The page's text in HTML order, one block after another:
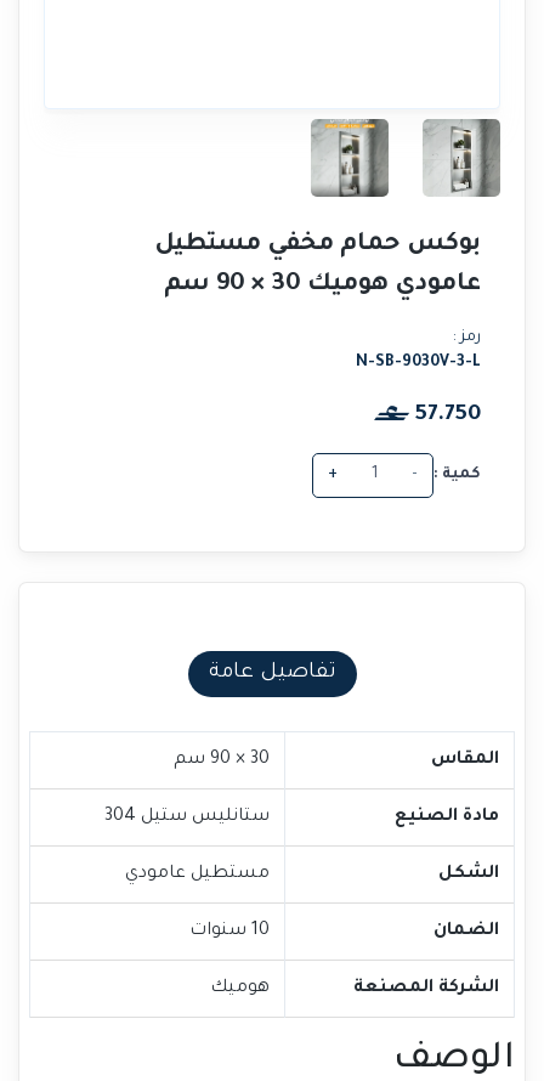
بوكس حمام مخفي مستطيل
عامودي هوميك 30 × 90 سم
رمز :
N-SB-9030V-3-L
57.750
كمية : -
+
تفاصيل عامة
المقاس 30 × 90 سم
مادة الصنيع ستانليس ستيل 304
الشكل مستطيل عامودي
الضمان 10 سنوات
الشركة المصنعة هوميك
الوصف